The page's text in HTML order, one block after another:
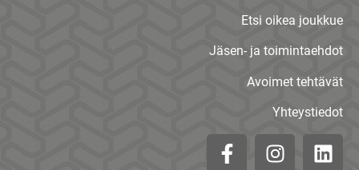
Etsi oikea joukkue
Jäsen- ja toimintaehdot
Avoimet tehtävät
Yhteystiedot